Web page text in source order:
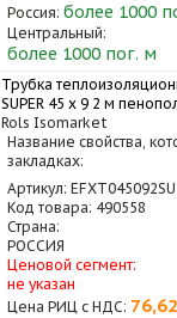
Россия: более 1000
Центральный:
более 1000 пог. м
Трубка
SUPER 45 x 9 2 м
Rols Isomarket
Название свойства,
закладках:
Артикул: EFXT045092SU
Код товара: 490558
Страна:
РОССИЯ
Ценовой сегмент:
не указан
Цена РИЦ с НДС: 76,62